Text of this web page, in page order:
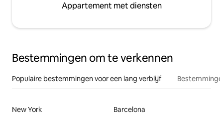
Appartement met diensten
Bestemmingen om te verkennen
Populaire bestemmingen voor een lang verblijf
New York
Barcelona